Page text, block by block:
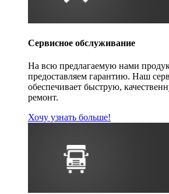
Сервисное обслуживание
На всю предлагаемую нами
предоставляем гарантию. Наш
обеспечивает быструю,
ремонт.
Хочу узнать больше!